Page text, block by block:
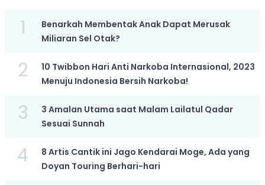
1
Benarkah Membentak Anak Dapat Merusak
Miliaran Sel Otak?
2
10 Twibbon Hari Anti Narkoba Internasional, 2023
Menuju Indonesia Bersih Narkoba!
3
3 Amalan Utama saat Malam Lailatul Qadar
Sesuai Sunnah
4
8 Artis Cantik ini Jago Kendarai Moge, Ada yang
Doyan Touring Berhari-hari